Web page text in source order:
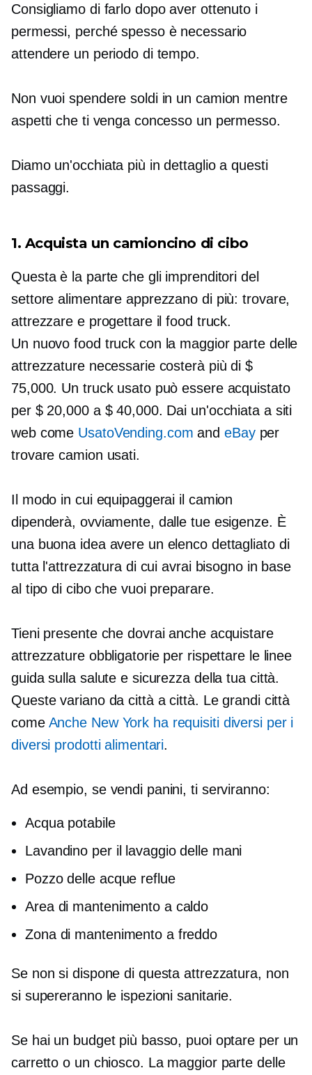
Consigliamo di farlo dopo aver ottenuto i
permessi, perché spesso è necessario
attendere un periodo di tempo.
Non vuoi spendere soldi in un camion mentre
aspetti che ti venga concesso un permesso.
Diamo un'occhiata più in dettaglio a questi
passaggi.
1. Acquista un camioncino di cibo
Questa è la parte che gli imprenditori del
settore alimentare apprezzano di più: trovare,
attrezzare e progettare il food truck.
Un nuovo food truck con la maggior parte delle
attrezzature necessarie costerà più di $
75,000. Un truck usato può essere acquistato
per $ 20,000 a $ 40,000. Dai un'occhiata a siti
web come UsatoVending.com andeBayper
trovare camion usati.
Il modo in cui equipaggerai il camion
dipenderà, ovviamente, dalle tue esigenze. È
una buona idea avere un elenco dettagliato di
tutta l'attrezzatura di cui avrai bisogno in base
al tipo di cibo che vuoi preparare.
Tieni presente che dovrai anche acquistare
attrezzature obbligatorie per rispettare le linee
guida sulla salute e sicurezza della tua città.
Queste variano da città a città. Le grandi città
come Anche New York ha requisiti diversi per i
diversi prodotti alimentari.
Ad esempio, se vendi panini, ti serviranno:
Acqua potabile
Lavandino per il lavaggio delle mani
Pozzo delle acque reflue
Area di mantenimento a caldo
Zona di mantenimento a freddo
Se non si dispone di questa attrezzatura, non
si supereranno le ispezioni sanitarie.
Se hai un budget più basso, puoi optare per un
carretto o un chiosco. La maggior parte delle